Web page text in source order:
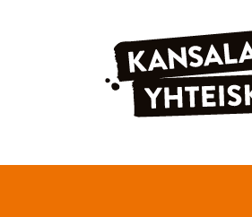
Siirry sisältöön